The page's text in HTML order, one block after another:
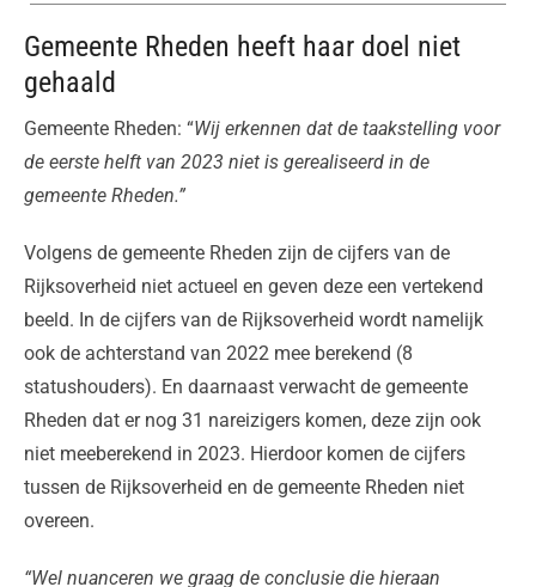
Gemeente Rheden heeft haar doel niet
gehaald
Gemeente Rheden: “Wij erkennen dat de taakstelling voor
de eerste helft van 2023 niet is gerealiseerd in de
gemeente Rheden.”
Volgens de gemeente Rheden zijn de cijfers van de
Rijksoverheid niet actueel en geven deze een vertekend
beeld. In de cijfers van de Rijksoverheid wordt namelijk
ook de achterstand van 2022 mee berekend (8
statushouders). En daarnaast verwacht de gemeente
Rheden dat er nog 31 nareizigers komen, deze zijn ook
niet meeberekend in 2023. Hierdoor komen de cijfers
tussen de Rijksoverheid en de gemeente Rheden niet
overeen.
“Wel nuanceren we graag de conclusie die hieraan